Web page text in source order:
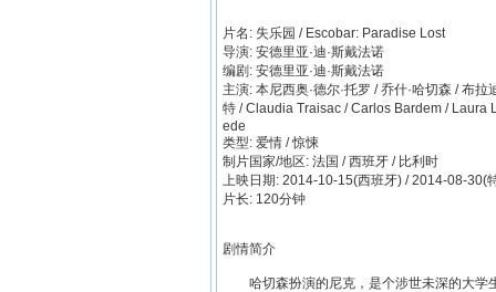
片名: 失乐园 / Escobar: Paradise Lost
导演: 安德里亚·迪·斯戴法诺
编剧: 安德里亚·迪·斯戴法诺
主演: 本尼西奥·德尔·托罗 / 乔什·哈切森 / 布拉
特 / Claudia Traisac / Carlos Bardem / Laura
ede
类型: 爱情 / 惊悚
制片国家/地区: 法国 / 西班牙 / 比利时
上映日期: 2014-10-15(西班牙) / 2014-08-30(
片长: 120分钟
剧情简介
哈切森扮演的尼克，是个涉世未深的大学